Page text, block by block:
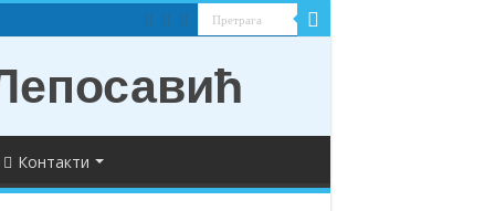
Контакти